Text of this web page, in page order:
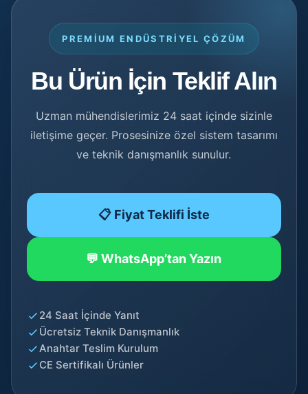
PREMIUM ENDÜSTRIYEL ÇÖZÜM
Bu Ürün İçin Teklif Alın
Uzman mühendislerimiz 24 saat içinde sizinle
iletişime geçer. Prosesinize özel sistem tasarımı
ve teknik danışmanlık sunulur.
📋 Fiyat Teklifi İste
💬 WhatsApp’tan Yazın
24 Saat İçinde Yanıt
Ücretsiz Teknik Danışmanlık
Anahtar Teslim Kurulum
CE Sertifikalı Ürünler